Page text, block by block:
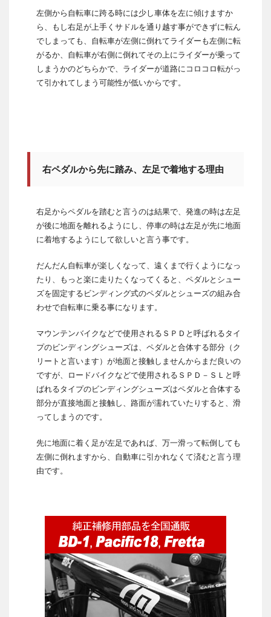
左側から自転車に跨る時には少し車体を左に傾けますか
ら、もし右足が上手くサドルを通り越す事ができずに転ん
でしまっても、自転車が左側に倒れてライダーも左側に転
がるか、自転車が右側に倒れてその上にライダーが乗って
しまうかのどちらかで、ライダーが道路にコロコロ転がっ
て引かれてしまう可能性が低いからです。
右ペダルから先に踏み、左足で着地する理由
右足からペダルを踏むと言うのは結果で、発進の時は左足
が後に地面を離れるようにし、停車の時は左足が先に地面
に着地するようにして欲しいと言う事です。
だんだん自転車が楽しくなって、遠くまで行くようになっ
たり、もっと楽に走りたくなってくると、ペダルとシュー
ズを固定するビンディング式のペダルとシューズの組み合
わせで自転車に乗る事になります。
マウンテンバイクなどで使用されるＳＰＤと呼ばれるタイ
プのビンディングシューズは、ペダルと合体する部分（ク
リートと言います）が地面と接触しませんからまだ良いの
ですが、ロードバイクなどで使用されるＳＰＤ－ＳＬと呼
ばれるタイプのビンディングシューズはペダルと合体する
部分が直接地面と接触し、路面が濡れていたりすると、滑
ってしまうのです。
先に地面に着く足が左足であれば、万一滑って転倒しても
左側に倒れますから、自動車に引かれなくて済むと言う理
由です。